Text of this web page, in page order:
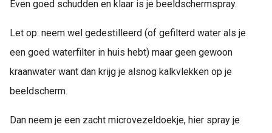
Even goed schudden en klaar is je beeldschermspray.
Let op: neem wel gedestilleerd (of gefilterd water als je
een goed waterfilter in huis hebt) maar geen gewoon
kraanwater want dan krijg je alsnog kalkvlekken op je
beeldscherm.
Dan neem je een zacht microvezeldoekje, hier spray je